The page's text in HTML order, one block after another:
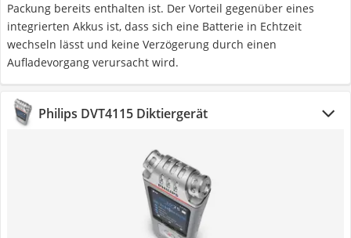
Packung bereits enthalten ist. Der Vorteil gegenüber eines
integrierten Akkus ist, dass sich eine Batterie in Echtzeit
wechseln lässt und keine Verzögerung durch einen
Aufladevorgang verursacht wird.
Philips DVT4115 Diktiergerät